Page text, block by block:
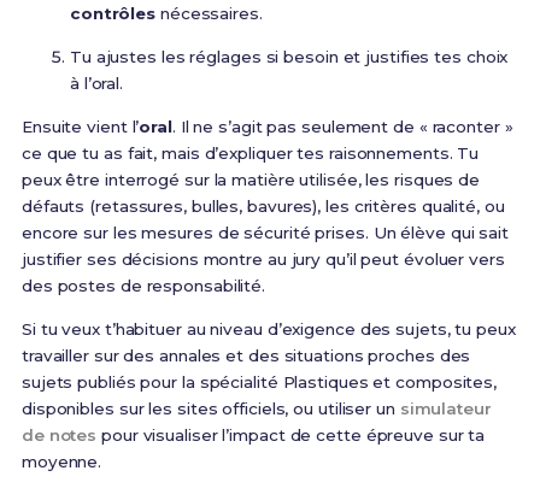
contrôles nécessaires.
Tu ajustes les réglages si besoin et justifies tes choix
à l’oral.
Ensuite vient l’oral. Il ne s’agit pas seulement de « raconter »
ce que tu as fait, mais d’expliquer tes raisonnements. Tu
peux être interrogé sur la matière utilisée, les risques de
défauts (retassures, bulles, bavures), les critères qualité, ou
encore sur les mesures de sécurité prises. Un élève qui sait
justifier ses décisions montre au jury qu’il peut évoluer vers
des postes de responsabilité.
Si tu veux t’habituer au niveau d’exigence des sujets, tu peux
travailler sur des annales et des situations proches des
sujets publiés pour la spécialité Plastiques et composites,
disponibles sur les sites officiels, ou utiliser un simulateur
de notes pour visualiser l’impact de cette épreuve sur ta
moyenne.